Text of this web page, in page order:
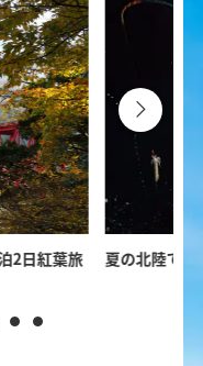
2日紅葉旅
夏の北陸で